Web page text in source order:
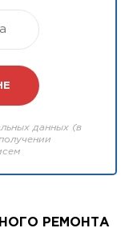
данных (в
РЕМОНТА